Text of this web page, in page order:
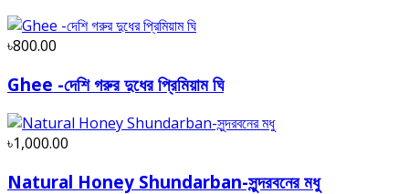
৳800.00
Ghee -দেশি গরুর দুধের প্রিমিয়াম ঘি
৳1,000.00
Natural Honey Shundarban-সুন্দরবনের মধু